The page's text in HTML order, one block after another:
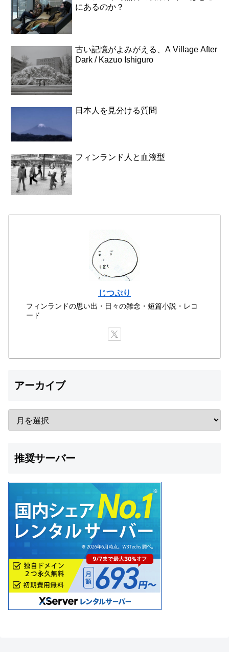
にあるのか？
古い記憶がよみがえる、A Village After
Dark / Kazuo Ishiguro
日本人を見分ける質問
フィンランド人と血液型
じつぷり
フィンランドの思い出・日々の雑念・短篇小説・レコ
ード
アーカイブ
推奨サーバー